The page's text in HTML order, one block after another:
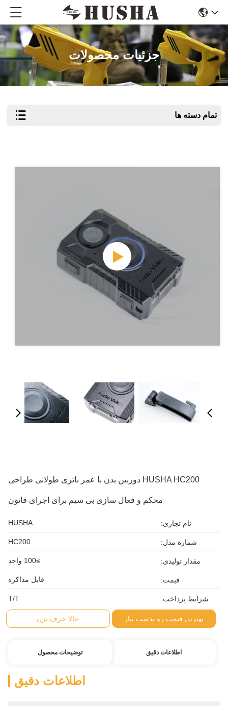
جزئیات محصولات
تمام دسته ها
HUSHA HC200 دوربین بدن با عمر باتری طولانی طراحی
محکم و فعال سازی بی سیم برای اجرای قانون
نام تجاری: HUSHA
شماره مدل: HC200
مقدار تولیدی: ≥100 واحد
قیمت: قابل مذاکره
شرایط پرداخت: T/T
بهترین قیمت رو بدست بیار حالا حرف بزن
اطلاعات دقیق توضیحات محصول
اطلاعات دقیق